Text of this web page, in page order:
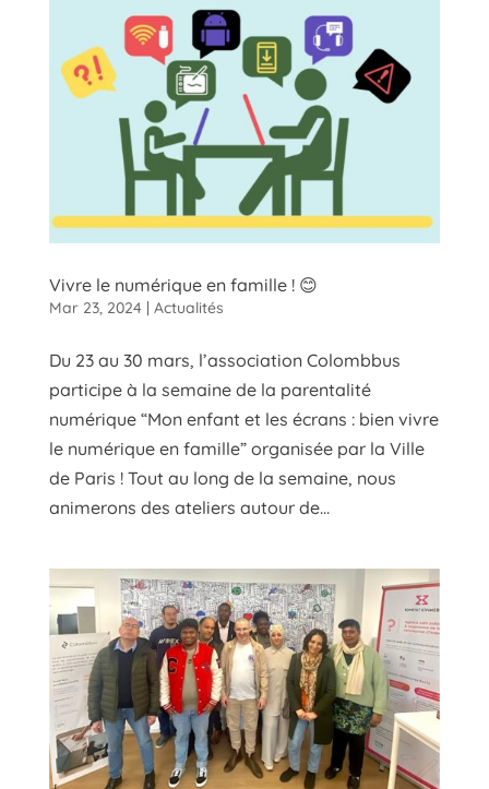
Vivre le numérique en famille ! 😊
Mar 23, 2024| Actualités
Du 23 au 30 mars, l’association Colombbus
participe à la semaine de la parentalité
numérique “Mon enfant et les écrans : bien vivre
le numérique en famille” organisée par la Ville
de Paris ! Tout au long de la semaine, nous
animerons des ateliers autour de...